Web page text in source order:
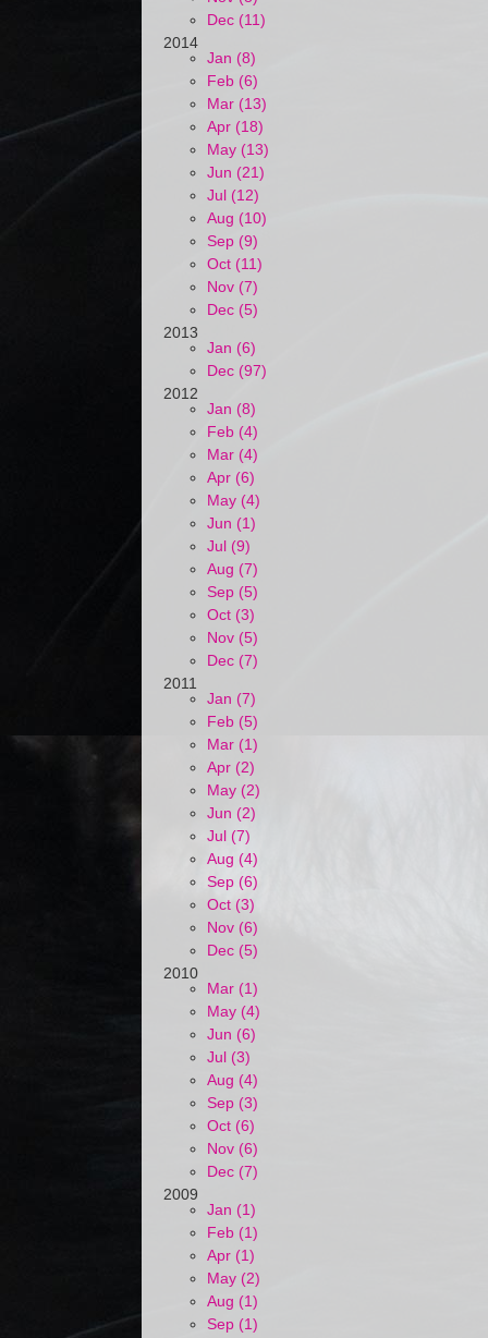
Dec (11)
2014
Jan (8)
Feb (6)
Mar (13)
Apr (18)
May (13)
Jun (21)
Jul (12)
Aug (10)
Sep (9)
Oct (11)
Nov (7)
Dec (5)
2013
Jan (6)
Dec (97)
2012
Jan (8)
Feb (4)
Mar (4)
Apr (6)
May (4)
Jun (1)
Jul (9)
Aug (7)
Sep (5)
Oct (3)
Nov (5)
Dec (7)
2011
Jan (7)
Feb (5)
Mar (1)
Apr (2)
May (2)
Jun (2)
Jul (7)
Aug (4)
Sep (6)
Oct (3)
Nov (6)
Dec (5)
2010
Mar (1)
May (4)
Jun (6)
Jul (3)
Aug (4)
Sep (3)
Oct (6)
Nov (6)
Dec (7)
2009
Jan (1)
Feb (1)
Apr (1)
May (2)
Aug (1)
Sep (1)